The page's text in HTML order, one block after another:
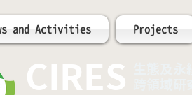
and Activities Projects
CIRES